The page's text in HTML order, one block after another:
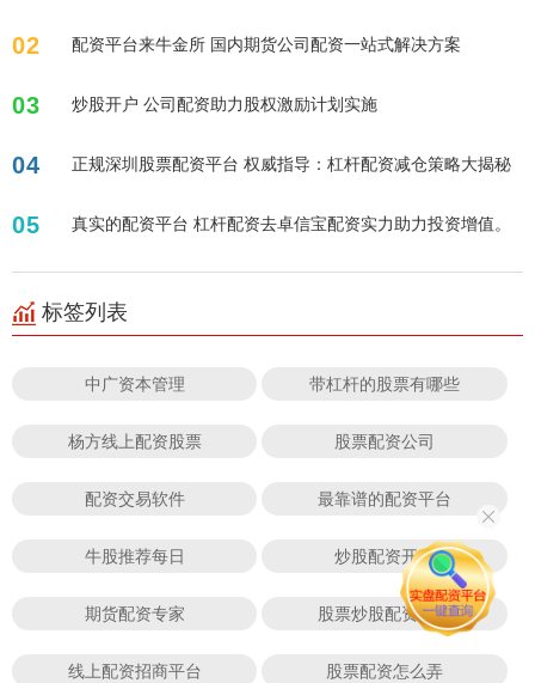
02 配资平台来牛金所 国内期货公司配资一站式解决方案
03 炒股开户 公司配资助力股权激励计划实施
04 正规深圳股票配资平台 权威指导：杠杆配资减仓策略大揭秘
05 真实的配资平台 杠杆配资去卓信宝配资实力助力投资增值。
标签列表
中广资本管理 带杠杆的股票有哪些
杨方线上配资股票 股票配资公司
配资交易软件 最靠谱的配资平台
牛股推荐每日 炒股配资开户
期货配资专家 股票炒股配资开户
线上配资招商平台 股票配资怎么弄